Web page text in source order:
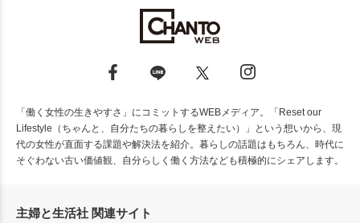
「働く女性の生きやすさ」にコミットするWEBメディア。「Reset our
Lifestyle（ちゃんと、自分たちの暮らしを整えたい）」という想いから、現
代の女性が直面する課題や解決法を紹介。暮らしの話題はもちろん、時代に
そぐわない古い価値観、自分らしく働く方法なども積極的にシェアします。
主婦と生活社 関連サイト